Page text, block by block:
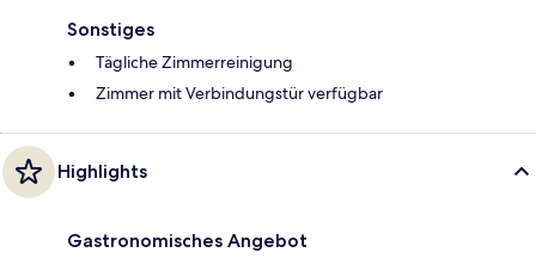
Sonstiges
Tägliche Zimmerreinigung
Zimmer mit Verbindungstür verfügbar
Highlights
Gastronomisches Angebot